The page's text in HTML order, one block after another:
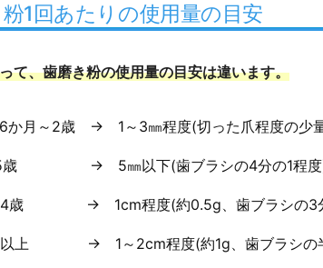
1回あたりの使用量の目安
て、歯磨き粉の使用量の目安は違います。
か月～2歳 → 1～3㎜程度(切った爪程度の少
歳 → 5㎜以下(歯ブラシの4分の1程度
歳 → 1cm程度(約0.5g、歯ブラシの3
以上 → 1～2cm程度(約1g、歯ブラシの